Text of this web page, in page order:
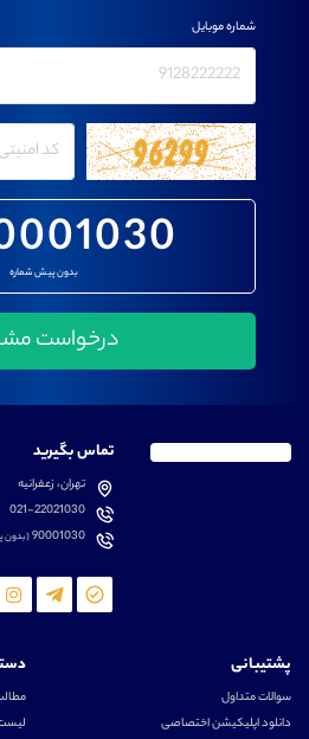
بدون پیش شماره
شماره موبایل
تماس بگیرید
تهران، زعفرانیه
021-22021030
90001030(بدون
پشتیبانی
سوالات متداول
دانلود اپلیکیشن اختصاصی